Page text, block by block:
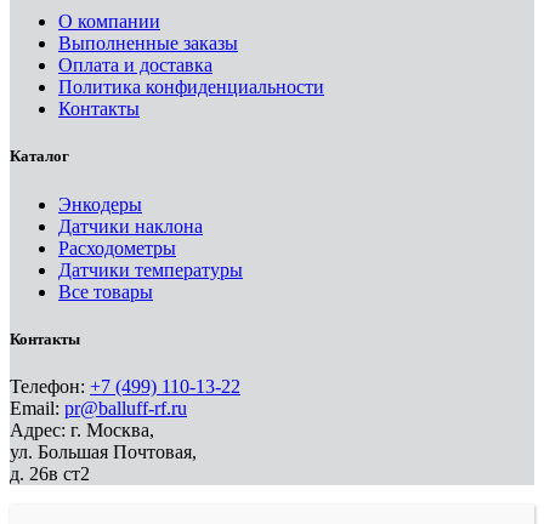
О компании
Выполненные заказы
Оплата и доставка
Политика конфиденциальности
Контакты
Каталог
Энкодеры
Датчики наклона
Расходометры
Датчики температуры
Все товары
Контакты
Телефон: +7 (499) 110-13-22
Email: pr@balluff-rf.ru
Адрес: г. Москва,
ул. Большая Почтовая,
д. 26в ст2